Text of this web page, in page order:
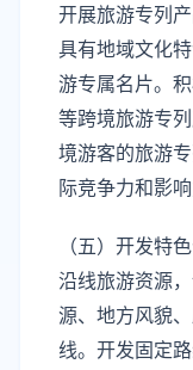
开展旅游专列
具有地域文化
游专属名片。
等跨境旅游专
境游客的旅游
际竞争力和影响
（五）开发特
沿线旅游资源
源、地方风貌
线。开发固定